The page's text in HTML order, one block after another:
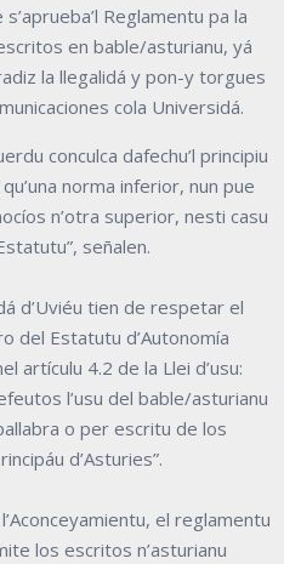
Reglamentu pa la
en bable/asturianu, yá
la llegalidá y pon-y torgues
cola Universidá.
conculca dafechu’l principiu
norma inferior, nun pue
n’otra superior, nesti casu
señalen.
d’Uviéu tien de respetar el
del Estatutu d’Autonomía
artículu 4.2 de la Llei d’usu:
l’usu del bable/asturianu
o per escritu de los
d’Asturies”.
el reglamentu
los escritos n’asturianu